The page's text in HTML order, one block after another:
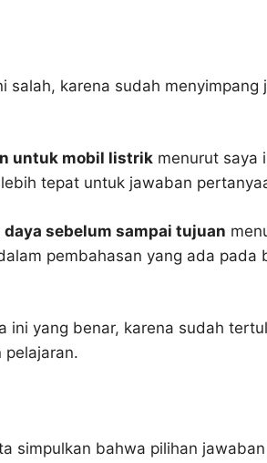
salah, karena sudah menyimpang
untuk mobil listrik menurut saya
tepat untuk jawaban
sebelum sampai tujuan
pembahasan yang ada pada
ini yang benar, karena sudah
pelajaran.
simpulkan bahwa pilihan